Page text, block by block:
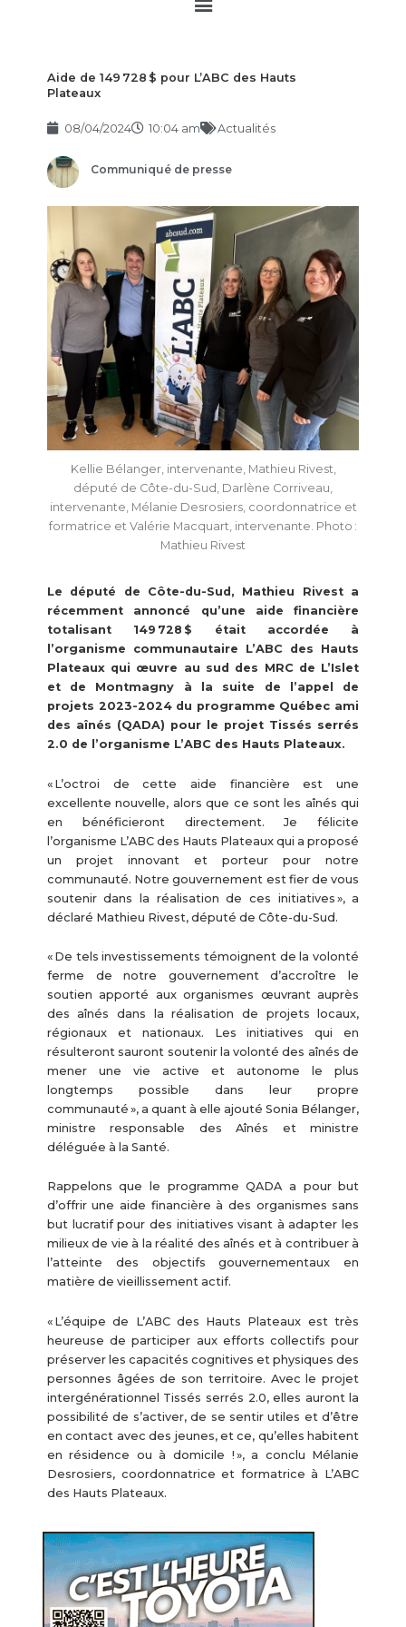
Aide de 149 728 $ pour L’ABC des Hauts
Plateaux
08/04/2024 10:04 am Actualités
Communiqué de presse
Kellie Bélanger, intervenante, Mathieu Rivest,
député de Côte-du-Sud, Darlène Corriveau,
intervenante, Mélanie Desrosiers, coordonnatrice et
formatrice et Valérie Macquart, intervenante. Photo :
Mathieu Rivest
Le député de Côte-du-Sud, Mathieu Rivest a
récemment annoncé qu’une aide financière
totalisant 149 728 $ était accordée à
l’organisme communautaire L’ABC des Hauts
Plateaux qui œuvre au sud des MRC de L’Islet
et de Montmagny à la suite de l’appel de
projets 2023-2024 du programme Québec ami
des aînés (QADA) pour le projet Tissés serrés
2.0 de l’organisme L’ABC des Hauts Plateaux.
« L’octroi de cette aide financière est une
excellente nouvelle, alors que ce sont les aînés qui
en bénéficieront directement. Je félicite
l’organisme L’ABC des Hauts Plateaux qui a proposé
un projet innovant et porteur pour notre
communauté. Notre gouvernement est fier de vous
soutenir dans la réalisation de ces initiatives », a
déclaré Mathieu Rivest, député de Côte-du-Sud.
« De tels investissements témoignent de la volonté
ferme de notre gouvernement d’accroître le
soutien apporté aux organismes œuvrant auprès
des aînés dans la réalisation de projets locaux,
régionaux et nationaux. Les initiatives qui en
résulteront sauront soutenir la volonté des aînés de
mener une vie active et autonome le plus
longtemps possible dans leur propre
communauté », a quant à elle ajouté Sonia Bélanger,
ministre responsable des Aînés et ministre
déléguée à la Santé.
Rappelons que le programme QADA a pour but
d’offrir une aide financière à des organismes sans
but lucratif pour des initiatives visant à adapter les
milieux de vie à la réalité des aînés et à contribuer à
l’atteinte des objectifs gouvernementaux en
matière de vieillissement actif.
« L’équipe de L’ABC des Hauts Plateaux est très
heureuse de participer aux efforts collectifs pour
préserver les capacités cognitives et physiques des
personnes âgées de son territoire. Avec le projet
intergénérationnel Tissés serrés 2.0, elles auront la
possibilité de s’activer, de se sentir utiles et d’être
en contact avec des jeunes, et ce, qu’elles habitent
en résidence ou à domicile ! », a conclu Mélanie
Desrosiers, coordonnatrice et formatrice à L’ABC
des Hauts Plateaux.